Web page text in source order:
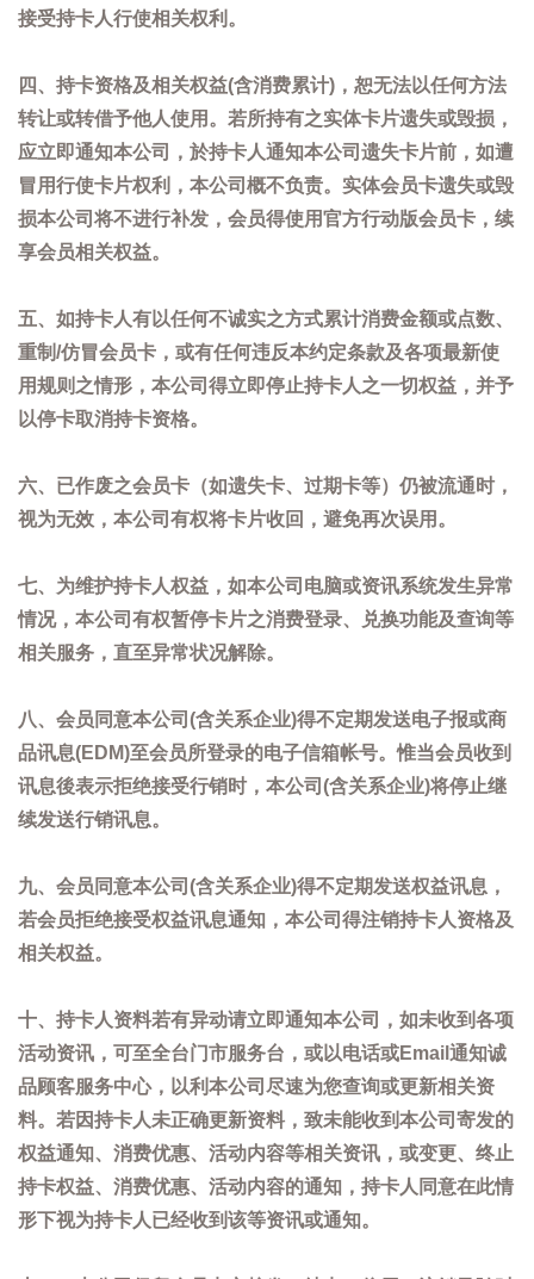
接受持卡人行使相关权利。
四、持卡资格及相关权益(含消费累计)，恕无法以任何方法
转让或转借予他人使用。若所持有之实体卡片遗失或毁损，
应立即通知本公司，於持卡人通知本公司遗失卡片前，如遭
冒用行使卡片权利，本公司概不负责。实体会员卡遗失或毁
损本公司将不进行补发，会员得使用官方行动版会员卡，续
享会员相关权益。
五、如持卡人有以任何不诚实之方式累计消费金额或点数、
重制/仿冒会员卡，或有任何违反本约定条款及各项最新使
用规则之情形，本公司得立即停止持卡人之一切权益，并予
以停卡取消持卡资格。
六、已作废之会员卡（如遗失卡、过期卡等）仍被流通时，
视为无效，本公司有权将卡片收回，避免再次误用。
七、为维护持卡人权益，如本公司电脑或资讯系统发生异常
情况，本公司有权暂停卡片之消费登录、兑换功能及查询等
相关服务，直至异常状况解除。
八、会员同意本公司(含关系企业)得不定期发送电子报或商
品讯息(EDM)至会员所登录的电子信箱帐号。惟当会员收到
讯息後表示拒绝接受行销时，本公司(含关系企业)将停止继
续发送行销讯息。
九、会员同意本公司(含关系企业)得不定期发送权益讯息，
若会员拒绝接受权益讯息通知，本公司得注销持卡人资格及
相关权益。
十、持卡人资料若有异动请立即通知本公司，如未收到各项
活动资讯，可至全台门市服务台，或以电话或Email通知诚
品顾客服务中心，以利本公司尽速为您查询或更新相关资
料。若因持卡人未正确更新资料，致未能收到本公司寄发的
权益通知、消费优惠、活动内容等相关资讯，或变更、终止
持卡权益、消费优惠、活动内容的通知，持卡人同意在此情
形下视为持卡人已经收到该等资讯或通知。